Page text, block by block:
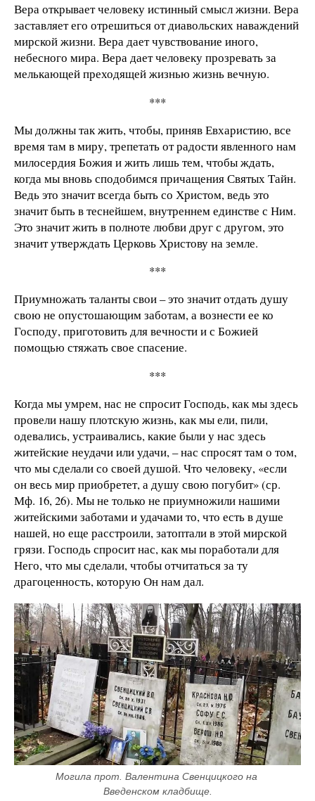
Вера открывает человеку истинный смысл жизни. Вера
заставляет его отрешиться от диавольских наваждений
мирской жизни. Вера дает чувствование иного,
небесного мира. Вера дает человеку прозревать за
мелькающей преходящей жизнью жизнь вечную.
***
Мы должны так жить, чтобы, приняв Евхаристию, все
время там в миру, трепетать от радости явленного нам
милосердия Божия и жить лишь тем, чтобы ждать,
когда мы вновь сподобимся причащения Святых Тайн.
Ведь это значит всегда быть со Христом, ведь это
значит быть в теснейшем, внутреннем единстве с Ним.
Это значит жить в полноте любви друг с другом, это
значит утверждать Церковь Христову на земле.
***
Приумножать таланты свои – это значит отдать душу
свою не опустошающим заботам, а вознести ее ко
Господу, приготовить для вечности и с Божией
помощью стяжать свое спасение.
***
Когда мы умрем, нас не спросит Господь, как мы здесь
провели нашу плотскую жизнь, как мы ели, пили,
одевались, устраивались, какие были у нас здесь
житейские неудачи или удачи, – нас спросят там о том,
что мы сделали со своей душой. Что человеку, «если
он весь мир приобретет, а душу свою погубит» (ср.
Мф. 16, 26). Мы не только не приумножили нашими
житейскими заботами и удачами то, что есть в душе
нашей, но еще расстроили, затоптали в этой мирской
грязи. Господь спросит нас, как мы поработали для
Него, что мы сделали, чтобы отчитаться за ту
драгоценность, которую Он нам дал.
Могила прот. Валентина Свенцицкого на
Введенском кладбище.